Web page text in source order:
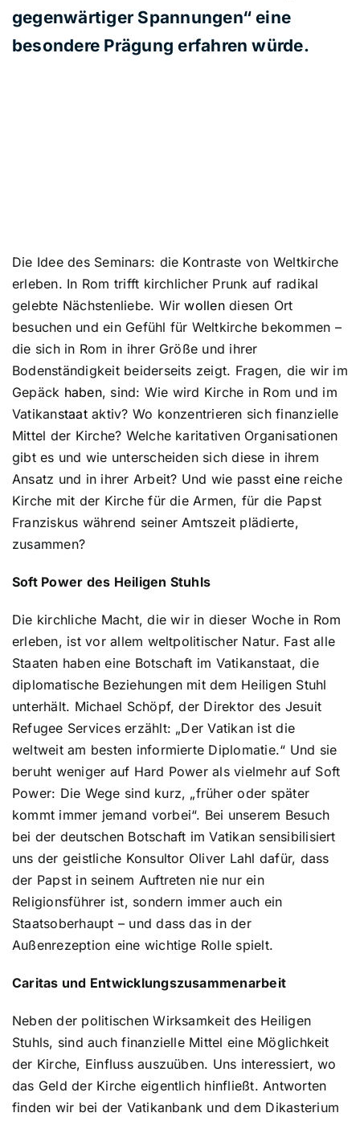
gegenwärtiger Spannungen“ eine
besondere Prägung erfahren würde.
Die Idee des Seminars: die Kontraste von Weltkirche
erleben. In Rom trifft kirchlicher Prunk auf radikal
gelebte Nächstenliebe. Wirwollendiesen Ort
besuchen und ein Gefühl für Weltkirche bekommen –
die sich in Rom in ihrer Größe und ihrer
Bodenständigkeit beiderseits zeigt. Fragen, die wir im
Gepäck haben, sind: Wie wird Kirche in Rom und im
Vatikanstaataktiv? Wo konzentrieren sich finanzielle
Mittel der Kirche? Welche karitativen Organisationen
gibt es und wie unterscheiden sich diese in ihrem
Ansatz und in ihrer Arbeit? Und wie passteine reiche
Kirche mit der Kirche für die Armen, für die Papst
Franziskus während seiner Amtszeit plädierte,
zusammen?
Soft Power des Heiligen Stuhls
Die kirchliche Macht, die wir in dieser Woche in Rom
erleben, ist vor allem weltpolitischer Natur. Fast alle
Staaten haben eine Botschaft im Vatikanstaat, die
diplomatische Beziehungen mit dem Heiligen Stuhl
unterhält. Michael Schöpf, der Direktor des Jesuit
Refugee Services erzählt: „Der Vatikan ist die
weltweit am besten informierte Diplomatie.“ Und sie
beruht weniger auf Hard Power als vielmehr auf Soft
Power: Die Wege sind kurz, „früher oder später
kommt immer jemand vorbei“. Bei unserem Besuch
bei der deutschen Botschaft im Vatikan sensibilisiert
uns der geistliche Konsultor Oliver Lahl dafür, dass
der Papst in seinem Auftreten nie nur ein
Religionsführer ist, sondern immer auch ein
Staatsoberhaupt – und dass das in der
Außenrezeption eine wichtige Rolle spielt.
Caritas und Entwicklungszusammenarbeit
Neben der politischen Wirksamkeit des Heiligen
Stuhls, sind auch finanzielle Mittel eine Möglichkeit
der Kirche, Einfluss auszuüben. Uns interessiert, wo
das Geld der Kirche eigentlich hinfließt. Antworten
finden wir bei der Vatikanbank und dem Dikasterium